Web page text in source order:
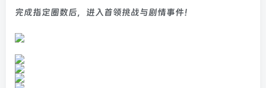
完成指定圈数后，进入首领挑战与剧情事件！